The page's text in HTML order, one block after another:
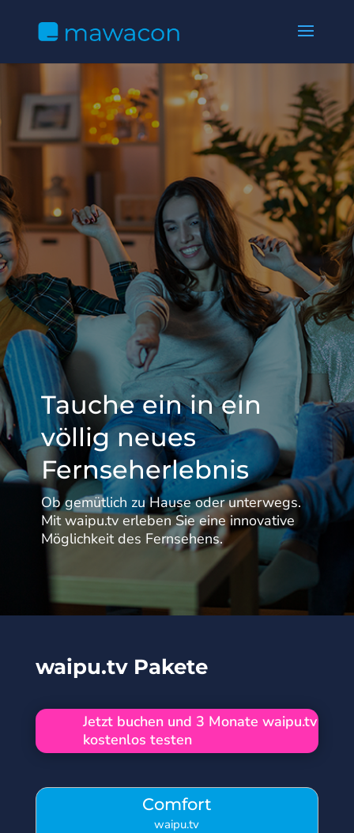
Tauche ein in ein
völlig neues
Fernseherlebnis
Ob gemütlich zu Hause oder unterwegs.
Mit waipu.tv erleben Sie eine innovative
Möglichkeit des Fernsehens.
waipu.tv Pakete
Jetzt buchen und 3 Monate waipu.tv
kostenlos testen
Comfort
waipu.tv